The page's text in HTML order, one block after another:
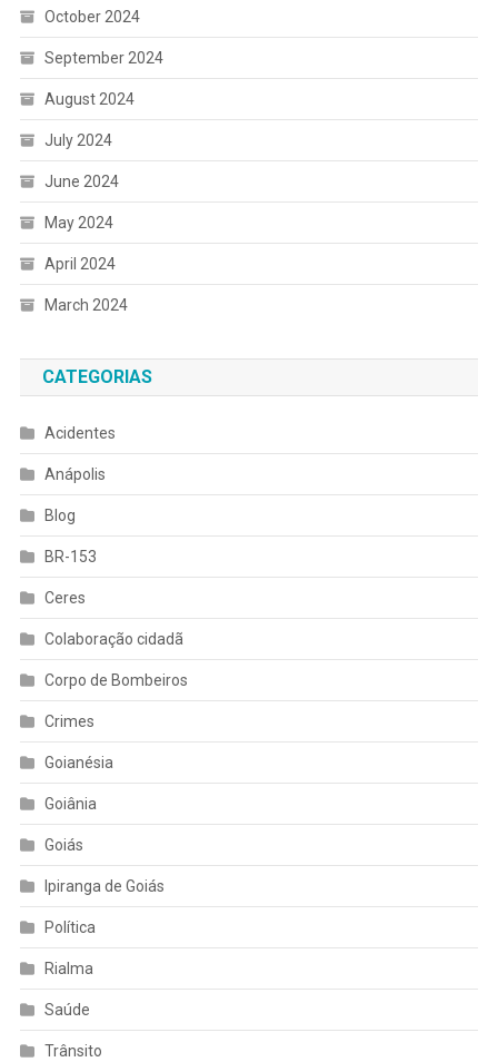
October 2024
September 2024
August 2024
July 2024
June 2024
May 2024
April 2024
March 2024
CATEGORIAS
Acidentes
Anápolis
Blog
BR-153
Ceres
Colaboração cidadã
Corpo de Bombeiros
Crimes
Goianésia
Goiânia
Goiás
Ipiranga de Goiás
Política
Rialma
Saúde
Trânsito